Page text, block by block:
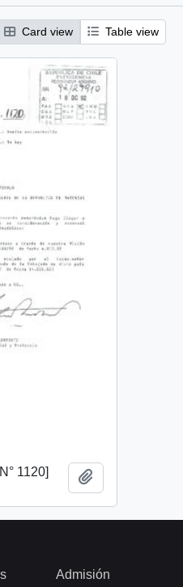
Card view Table view
1120]
Admisión